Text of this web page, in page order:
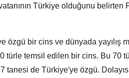
Türkiye olduğunu belirten
özgü bir cins ve dünyada yayılış
türle temsil edilen bir cins. Bu 70
tanesi de Türkiye'ye özgü.